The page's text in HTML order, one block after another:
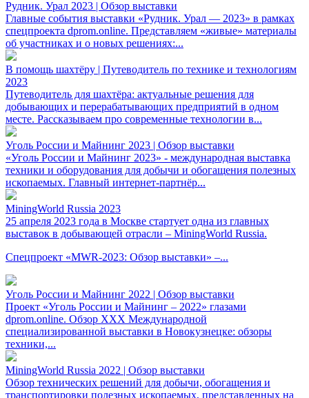
Рудник. Урал 2023 | Обзор выставки
Главные события выставки «Рудник. Урал — 2023» в рамках
спецпроекта dprom.online. Представляем «живые» материалы
об участниках и о новых решениях:...
В помощь шахтёру | Путеводитель по технике и технологиям
2023
Путеводитель для шахтёра: актуальные решения для
добывающих и перерабатывающих предприятий в одном
месте. Рассказываем про современные технологии в...
Уголь России и Майнинг 2023 | Обзор выставки
«Уголь России и Майнинг 2023» - международная выставка
техники и оборудования для добычи и обогащения полезных
ископаемых. Главный интернет-партнёр...
MiningWorld Russia 2023
25 апреля 2023 года в Москве стартует одна из главных
выставок в добывающей отрасли – MiningWorld Russia.
Спецпроект «MWR-2023: Обзор выставки» –...
Уголь России и Майнинг 2022 | Обзор выставки
Проект «Уголь России и Майнинг – 2022» глазами
dprom.online. Обзор XXX Международной
специализированной выставки в Новокузнецке: обзоры
техники,...
MiningWorld Russia 2022 | Обзор выставки
Обзор технических решений для добычи, обогащения и
транспортировки полезных ископаемых, представленных на